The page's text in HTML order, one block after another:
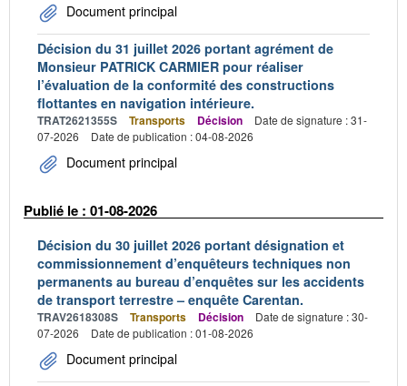
Document principal
Décision du 31 juillet 2026 portant agrément de
Monsieur PATRICK CARMIER pour réaliser
l’évaluation de la conformité des constructions
flottantes en navigation intérieure.
TRAT2621355S Transports Décision
Date de signature : 31-
07-2026
Date de publication : 04-08-2026
Document principal
Publié le : 01-08-2026
Décision du 30 juillet 2026 portant désignation et
commissionnement d’enquêteurs techniques non
permanents au bureau d’enquêtes sur les accidents
de transport terrestre – enquête Carentan.
TRAV2618308S Transports Décision
Date de signature : 30-
07-2026
Date de publication : 01-08-2026
Document principal